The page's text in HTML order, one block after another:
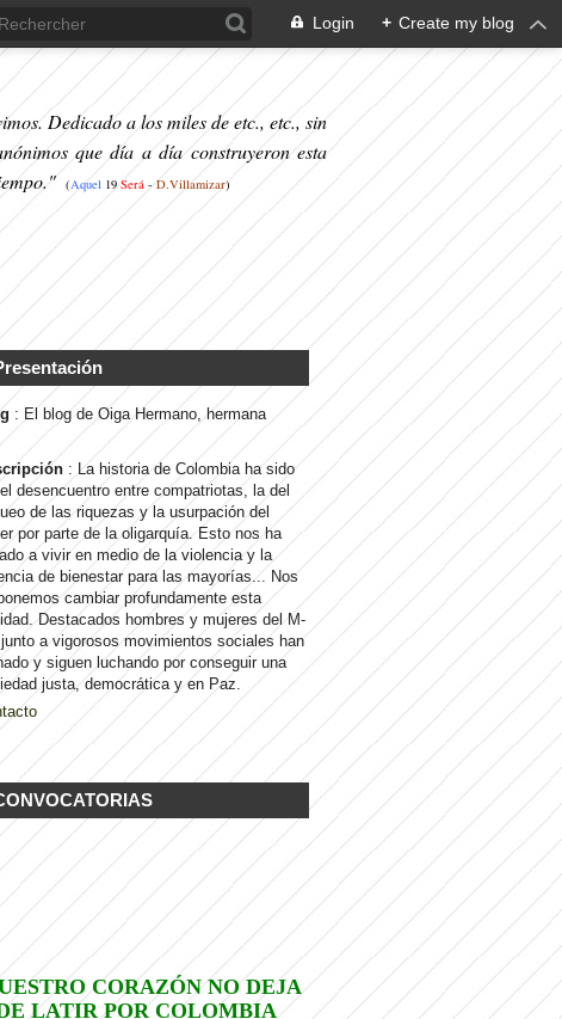
Login + Create my blog
Dedicado a los miles de etc., etc., sin
que día a día construyeron esta
(Aquel 19 Será - D.Villamizar)
: El blog de Oiga Hermano, hermana
: La historia de Colombia ha sido
desencuentro entre compatriotas, la del
de las riquezas y la usurpación del
por parte de la oligarquía. Esto nos ha
a vivir en medio de la violencia y la
de bienestar para las mayorías... Nos
cambiar profundamente esta
Destacados hombres y mujeres del M-
a vigorosos movimientos sociales han
y siguen luchando por conseguir una
justa, democrática y en Paz.
CORAZÓN NO DEJA
LATIR POR COLOMBIA